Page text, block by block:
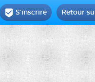
Retour
 S'inscrire